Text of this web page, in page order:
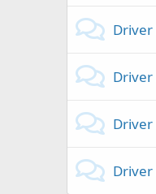
Driver
Driver